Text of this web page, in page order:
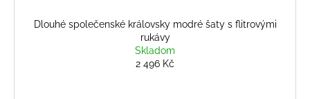
Dlouhé společenské královsky modré šaty s flitrovými
rukávy
Skladom
2 496 Kč